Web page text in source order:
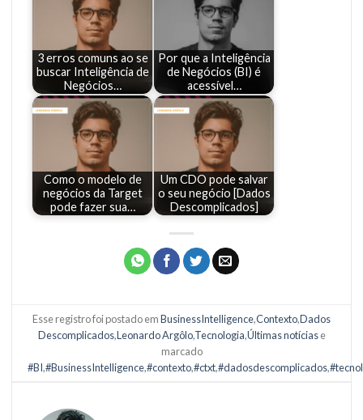
3 erros comuns ao se
buscar Inteligência de
Negócios…
Por que a Inteligência
de Negócios (BI) é
acessível…
Como o modelo de
negócios da Target
pode fazer sua…
Um CDO pode salvar
o seu negócio [Dados
Descomplicados]
Esse registro foi postado emBusinessIntelligence,Contexto,Dados
Descomplicados,Leonardo Argôlo,Tecnologia,Últimas notíciase
marcado
#BI,#BusinessIntelligence,#contexto,#ctxt,#dadosdescomplicados,